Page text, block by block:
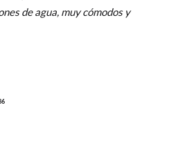
de agua, muy cómodos y